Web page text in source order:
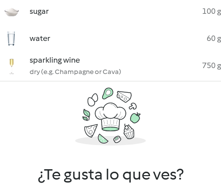
sugar 100 g
water 60 g
sparkling wine
dry (e.g. Champagne or Cava)
750 g
¿Te gusta lo que ves?